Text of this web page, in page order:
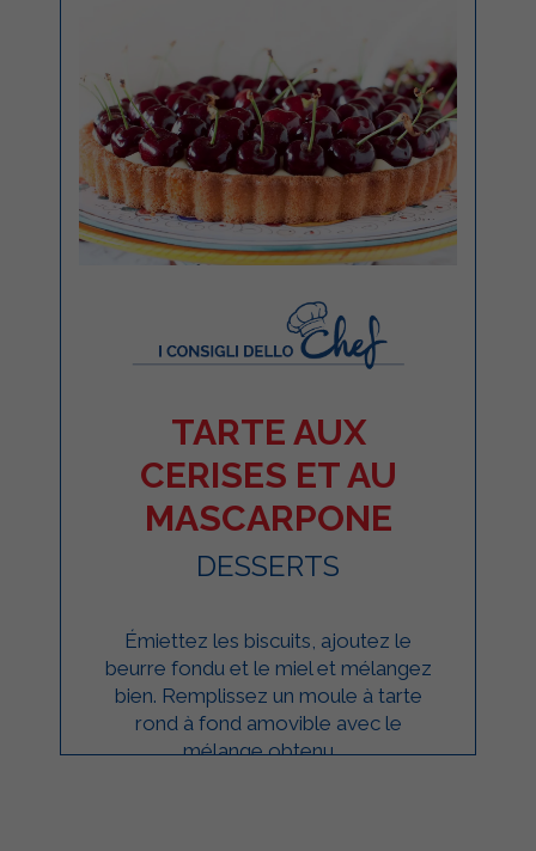
TARTE AUX
CERISES ET AU
MASCARPONE
DESSERTS
Émiettez les biscuits, ajoutez le
beurre fondu et le miel et mélangez
bien. Remplissez un moule à tarte
rond à fond amovible avec le
mélange obtenu. ...